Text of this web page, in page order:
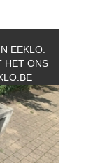
EEKLO.
HET ONS